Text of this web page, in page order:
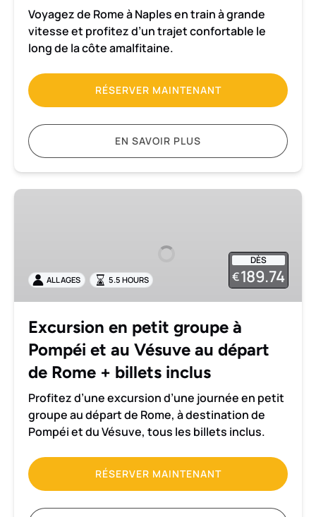
Rome
billets
Voyagez de Rome à Naples en train à grande
vitesse et profitez d’un trajet confortable le
long de la côte amalfitaine.
RÉSERVER MAINTENANT
EN SAVOIR PLUS
Excursion
Pompéi
et
Vésuve
départ
Rome
billets
DÈS
€189.74
ALL AGES 5.5 HOURS
Excursion en petit groupe à
Pompéi et au Vésuve au départ
de Rome + billets inclus
Profitez d’une excursion d’une journée en petit
groupe au départ de Rome, à destination de
Pompéi et du Vésuve, tous les billets inclus.
RÉSERVER MAINTENANT